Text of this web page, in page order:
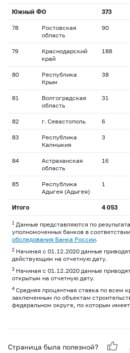
Южный ФО 373
78
Ростовская
область
90
79
Краснодарский
край
188
80
Республика
Крым
38
81
Волгоградская
область
31
82 г. Севастополь 6
83
Республика
Калмыкия
3
84
Астраханская
область
16
85
Республика
Адыгея (Адыгея)
1
Итого 4 053
1 Данные представляются по
уполномоченных банков в
обследования Банка России.
2 Начиная с 01.12.2020 данные
действующим на отчетную дату.
3 Начиная с 01.12.2020 данные
открытым на отчетную дату.
4 Средняя процентная ставка по всем
заключенным по объектам
федеральном округе, по которым
Страница была полезной?